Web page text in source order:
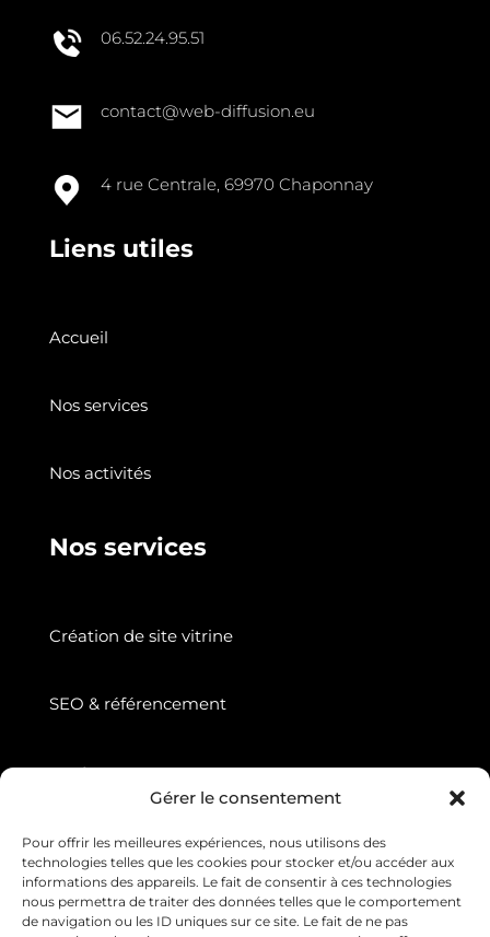
Gérer le consentement
Pour offrir les meilleures expériences, nous utilisons des
technologies telles que les cookies pour stocker et/ou accéder aux
informations des appareils. Le fait de consentir à ces technologies
nous permettra de traiter des données telles que le comportement
de navigation ou les ID uniques sur ce site. Le fait de ne pas
06.52.24.95.51
contact@web-diffusion.eu
4 rue Centrale, 69970 Chaponnay
Liens utiles
Accueil
Nos services
Nos activités
Nos services
Création de site vitrine
SEO & référencement
Suivez nous